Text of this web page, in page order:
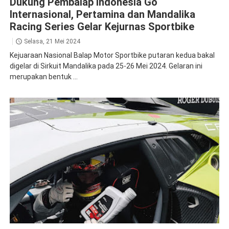
Internasional, Pertamina dan Mandalika
Racing Series Gelar Kejurnas Sportbike
Selasa, 21 Mei 2024
Kejuaraan Nasional Balap Motor Sportbike putaran kedua bakal
digelar di Sirkuit Mandalika pada 25-26 Mei 2024. Gelaran ini
merupakan bentuk ...